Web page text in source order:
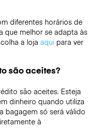
diferentes horários de
que melhor se adapta às
a loja aquipara ver
são aceites?
são aceites. Esteja
dinheiro quando utiliza
bagagem só será válido
à